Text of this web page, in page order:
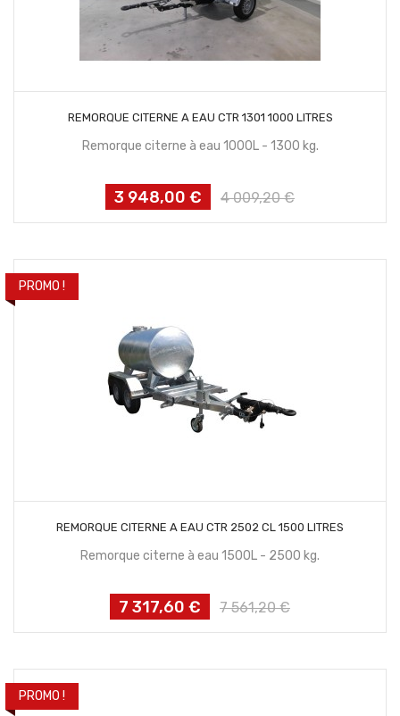
REMORQUE CITERNE A EAU CTR 1301 1000 LITRES
Remorque citerne à eau 1000L - 1300 kg.
Prix
3 948,00 €
Prix
4 009,20 €
PROMO !
REMORQUE CITERNE A EAU CTR 2502 CL 1500 LITRES
Remorque citerne à eau 1500L - 2500 kg.
Prix
7 317,60 €
Prix
7 561,20 €
PROMO !